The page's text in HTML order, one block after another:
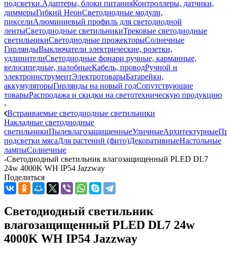
подсветки.Адаптеры, блоки питанияКонтроллеры, датчики,
диммерыГибкий НеонСветодиодные модули,
пикселиАлюминиевый профиль для светодиодной
лентыСветодиодные светильникиТрековые светодиодные
светильникиСветодиодные прожекторыСолнечные
ГирляндыВыключатели электрические, розетки,
удлинителиСветодиодные фонари ручные, карманные,
велосипедные, налобныеКабель, проводРучной и
электроинструментЭлектротоварыБатарейки,
аккумуляторыГирлянды на новый годСопутствующие
товарыРаспродажа и скидки на светотехническую продукцию
-
Встраиваемые светодиодные светильники
Накладные светодиодные
светильникиПылевлагозащищенныеУличныеАрхитектурные
подсветки мясаДля растений (фито)ДекоративныеНастольные
лампыСолнечные
-Светодиодный светильник влагозащищенный PLED DL7
24w 4000K WH IP54 Jazzway
Поделиться
Светодиодный светильник
влагозащищенный PLED DL7 24w
4000K WH IP54 Jazzway